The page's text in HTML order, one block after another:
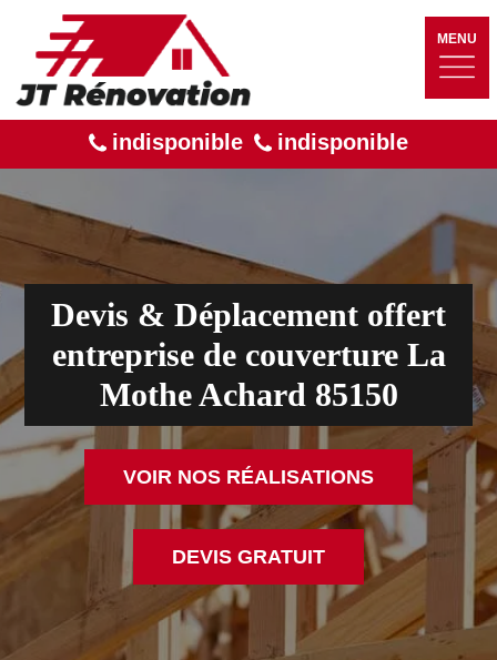
MENU
indisponible indisponible
Devis & Déplacement offert
entreprise de couverture La
Mothe Achard 85150
VOIR NOS RÉALISATIONS
DEVIS GRATUIT